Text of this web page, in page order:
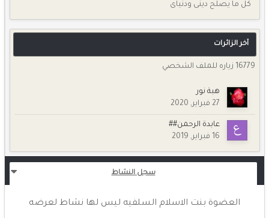
كل ما يصلح دينى ودنياى
آخر الزائرات
16779 زياره للملف الشخصي
هبة نور
27 فبراير, 2020
عابدة الرحمن##
16 فبراير, 2019
سجل النشاط
العضوة بنت الاسلام السلفيه ليس لها نشاط لعرضه